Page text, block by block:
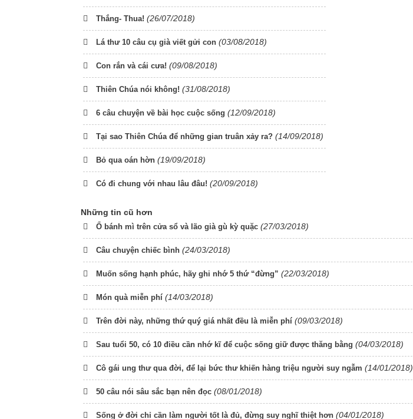
Thắng- Thua! (26/07/2018)
Lá thư 10 câu cụ già viết gửi con (03/08/2018)
Con rắn và cái cưa! (09/08/2018)
Thiên Chúa nói không! (31/08/2018)
6 câu chuyện về bài học cuộc sống (12/09/2018)
Tại sao Thiên Chúa để những gian truân xảy ra? (14/09/2018)
Bỏ qua oán hờn (19/09/2018)
Có đi chung với nhau lâu đâu! (20/09/2018)
Những tin cũ hơn
Ổ bánh mì trên cửa sổ và lão già gù kỳ quặc (27/03/2018)
Câu chuyện chiếc bình (24/03/2018)
Muốn sống hạnh phúc, hãy ghi nhớ 5 thứ “đừng” (22/03/2018)
Món quà miễn phí (14/03/2018)
Trên đời này, những thứ quý giá nhất đều là miễn phí (09/03/2018)
Sau tuổi 50, có 10 điều cần nhớ kĩ để cuộc sống giữ được thăng bằng (04/03/2018)
Cô gái ung thư qua đời, để lại bức thư khiến hàng triệu người suy ngẫm (14/01/2018)
50 câu nói sâu sắc bạn nên đọc (08/01/2018)
Sống ở đời chỉ cần làm người tốt là đủ, đừng suy nghĩ thiệt hơn (04/01/2018)